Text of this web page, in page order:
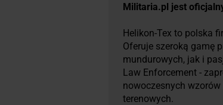
Militaria.pl jest
Helikon-Tex to polska
Oferuje szeroką gamę
mundurowych, jak i
Law Enforcement -
nowoczesnych
terenowych.